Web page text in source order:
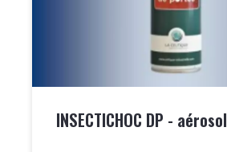
INSECTICHOC DP - aérosol